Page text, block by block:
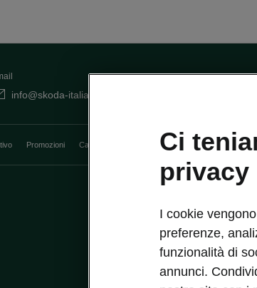
info@skoda-italia.it
Promozioni Cataloghi e Listini Car Configurator Rete
Aziende e P.IVA
Usato Škoda Plus
Cataloghi e listini
Ci
privacy
I cookie
preferenze,
funzionalità di
annunci.